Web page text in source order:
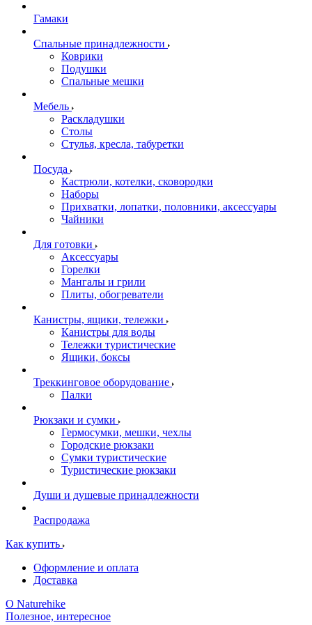
Гамаки
Спальные принадлежности
Коврики
Подушки
Спальные мешки
Мебель
Раскладушки
Столы
Стулья, кресла, табуретки
Посуда
Кастрюли, котелки, сковородки
Наборы
Прихватки, лопатки, половники, аксессуары
Чайники
Для готовки
Аксессуары
Горелки
Мангалы и грили
Плиты, обогреватели
Канистры, ящики, тележки
Канистры для воды
Тележки туристические
Ящики, боксы
Треккинговое оборудование
Палки
Рюкзаки и сумки
Гермосумки, мешки, чехлы
Городские рюкзаки
Сумки туристические
Туристические рюкзаки
Души и душевые принадлежности
Распродажа
Как купить
Оформление и оплата
Доставка
О Naturehike
Полезное, интересное